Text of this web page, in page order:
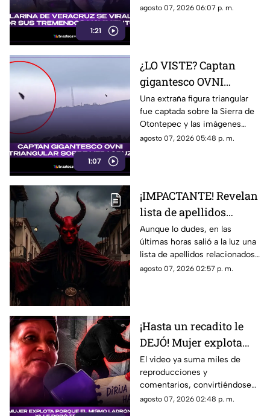
1:21
en dar con la identidad de la
agosto 07, 2026 06:07 p. m.
1:07
¿LO VISTE? Captan
gigantesco OVNI
triangular sobre
Veracruz (+VIDEO)
Una extraña figura triangular
fue captada sobre la Sierra de
Otontepec y las imágenes
rápidamente se viralizaron,
agosto 07, 2026 05:48 p. m.
¡IMPACTANTE! Revelan
lista de apellidos
relacionados al Diablo
en Veracruz
Aunque lo dudes, en las
últimas horas salió a la luz una
lista de apellidos relacionados
al Diablo en Veracruz; aquí te
agosto 07, 2026 02:57 p. m.
¡Hasta un recadito le
DEJÓ! Mujer explota
tras tercer ROBO hecho
en su casa por el
mismo LADRÓN
[VIDEO]
El video ya suma miles de
reproducciones y
comentarios, convirtiéndose
en uno de los clips virales más
agosto 07, 2026 02:48 p. m.